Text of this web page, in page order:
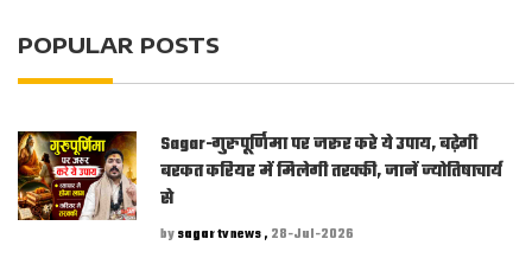
POPULAR POSTS
Sagar-गुरुपूर्णिमा पर जरूर करे ये उपाय, बढ़ेगी
बरकत करियर में मिलेगी तरक्की, जानें ज्योतिषाचार्य
से
bysagar tv news , 28-Jul-2026